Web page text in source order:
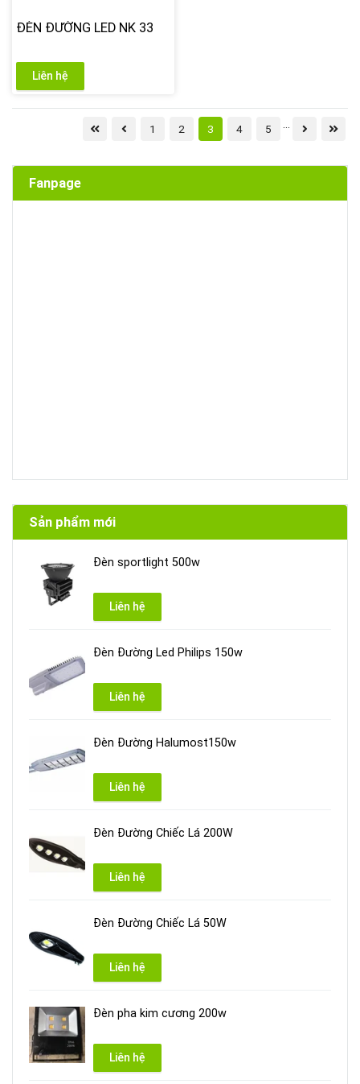
ĐÈN ĐƯỜNG LED NK 33
Liên hệ
1 2 3 4 5 ...
Fanpage
Sản phẩm mới
Đèn sportlight 500w
Liên hệ
Đèn Đường Led Philips 150w
Liên hệ
Đèn Đường Halumost150w
Liên hệ
Đèn Đường Chiếc Lá 200W
Liên hệ
Đèn Đường Chiếc Lá 50W
Liên hệ
Đèn pha kim cương 200w
Liên hệ